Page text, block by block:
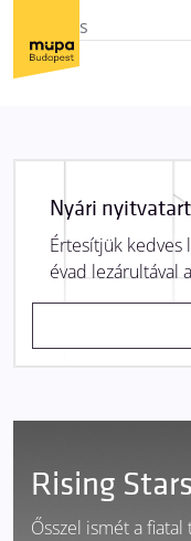
Nyári
Értesítjük kedves
évad lezárultával
Rising Stars
Ősszel ismét a